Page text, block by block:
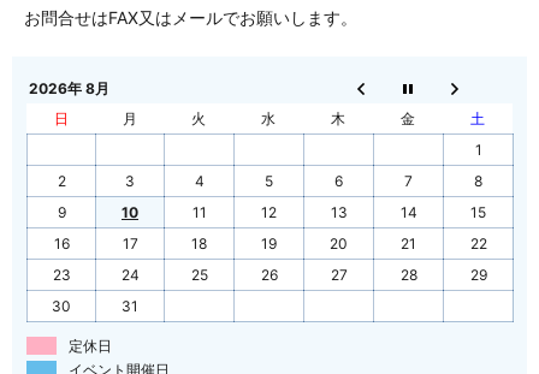
お問合せはFAX又はメールでお願いします。
2026年 8月
日
月 火 水 木 金
土
1
2
3 4 5 6 7
8
9
10 11 12 13 14
15
16
17 18 19 20 21
22
23
24 25 26 27 28
29
30
31
定休日
イベント開催日